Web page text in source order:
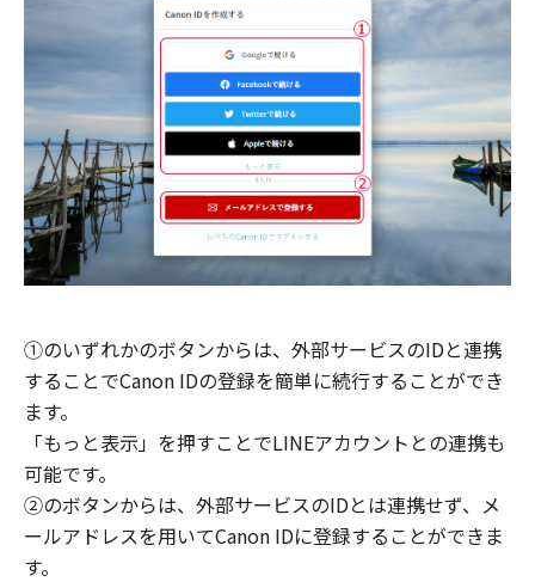
①のいずれかのボタンからは、外部サービスのIDと連携
することでCanon IDの登録を簡単に続行することができ
ます。
「もっと表示」を押すことでLINEアカウントとの連携も
可能です。
②のボタンからは、外部サービスのIDとは連携せず、メ
ールアドレスを用いてCanon IDに登録することができま
す。